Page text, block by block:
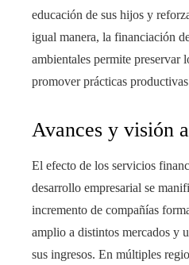
educación de sus hijos y
igual manera, la financiación
ambientales permite preservar
promover prácticas
Avances y visión
El efecto de los servicios
desarrollo empresarial se
incremento de compañías
amplio a distintos mercados y
sus ingresos. En múltiples